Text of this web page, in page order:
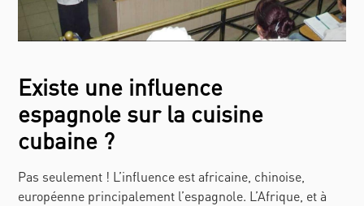
Existe une influence
espagnole sur la cuisine
cubaine ?
Pas seulement ! L’influence est africaine, chinoise,
européenne principalement l’espagnole. L’Afrique, et à